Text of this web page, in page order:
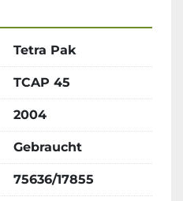
Tetra Pak
TCAP 45
2004
Gebraucht
75636/17855